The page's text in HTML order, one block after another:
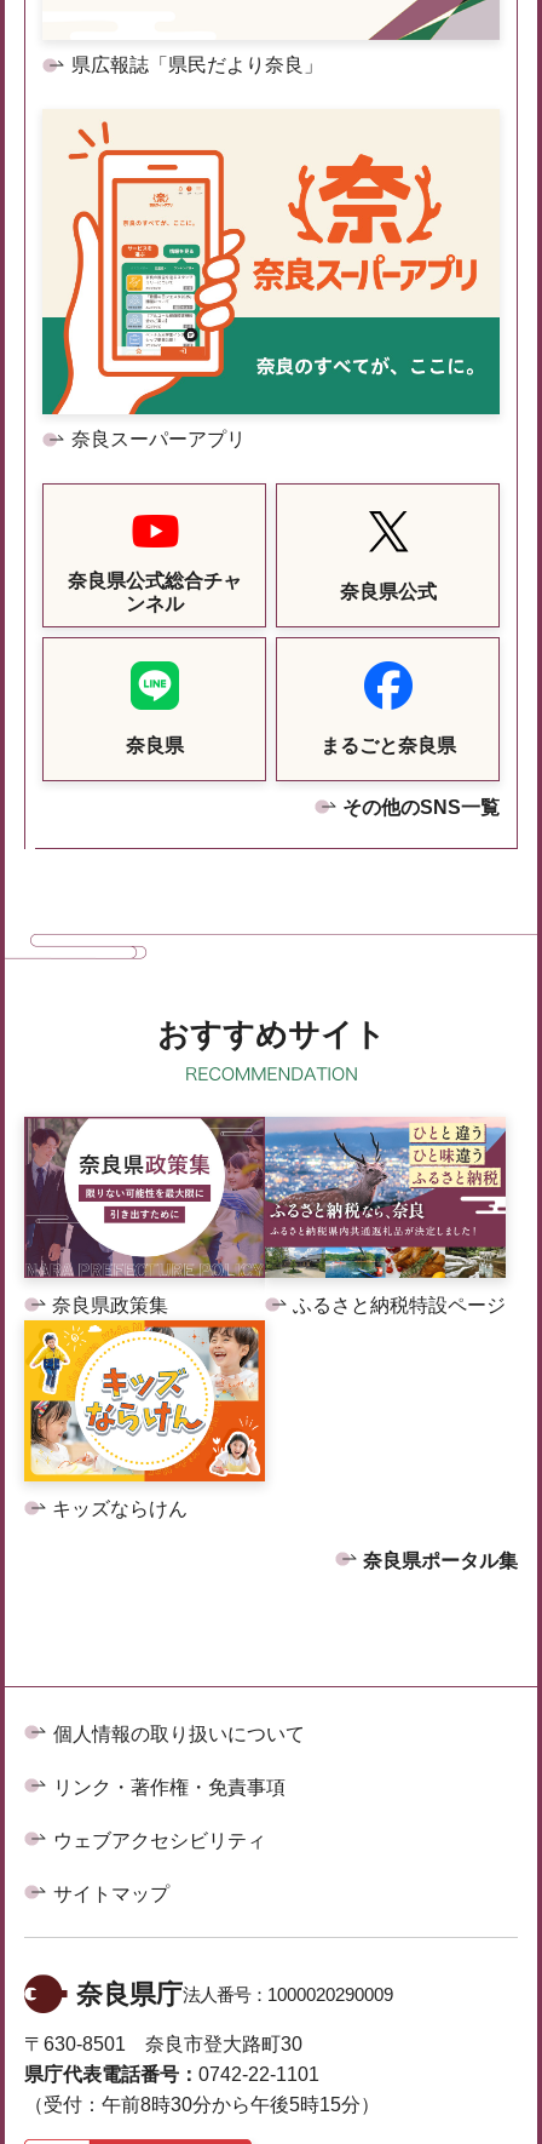
県広報誌「県民だより奈良」
奈良スーパーアプリ
奈良県公式総合チャ
ンネル
奈良県公式
奈良県 まるごと奈良県
その他のSNS一覧
おすすめサイト
奈良県政策集 ふるさと納税特設ページ
キッズならけん
奈良県ポータル集
個人情報の取り扱いについて
リンク・著作権・免責事項
ウェブアクセシビリティ
サイトマップ
奈良県庁法人番号： 1000020290009
〒630-8501 奈良市登大路町30
県庁代表電話番号： 0742-22-1101
（受付：午前8時30分から午後5時15分）